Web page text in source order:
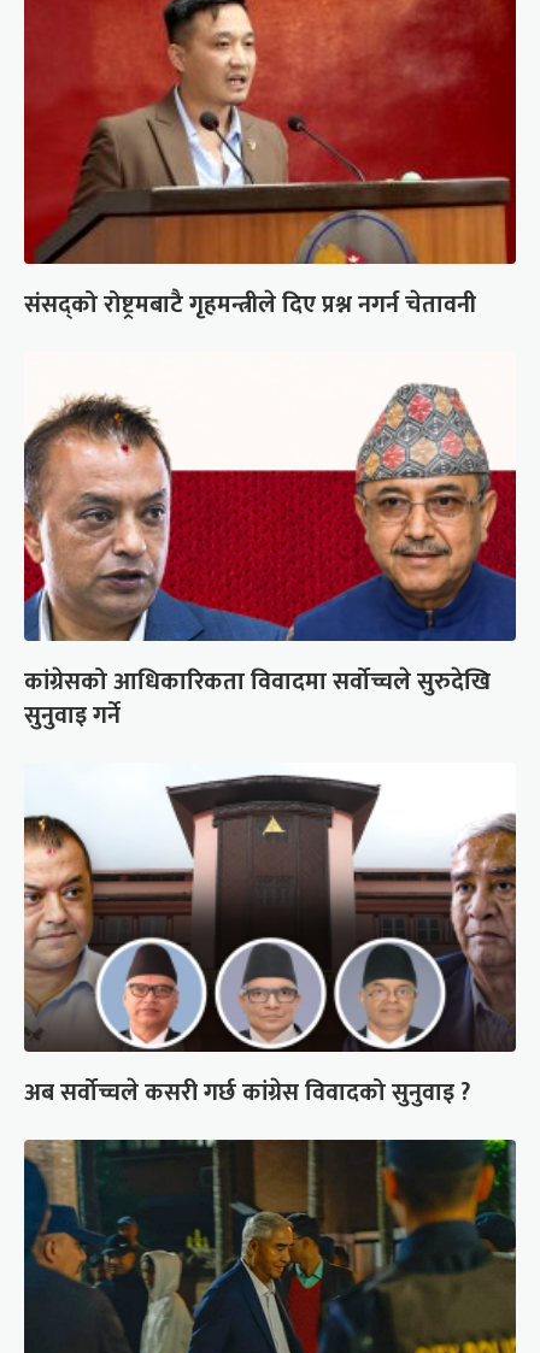
संसद्को रोष्ट्रमबाटै गृहमन्त्रीले दिए प्रश्न नगर्न चेतावनी
कांग्रेसको आधिकारिकता विवादमा सर्वोच्चले सुरुदेखि
सुनुवाइ गर्ने
अब सर्वोच्चले कसरी गर्छ कांग्रेस विवादको सुनुवाइ ?